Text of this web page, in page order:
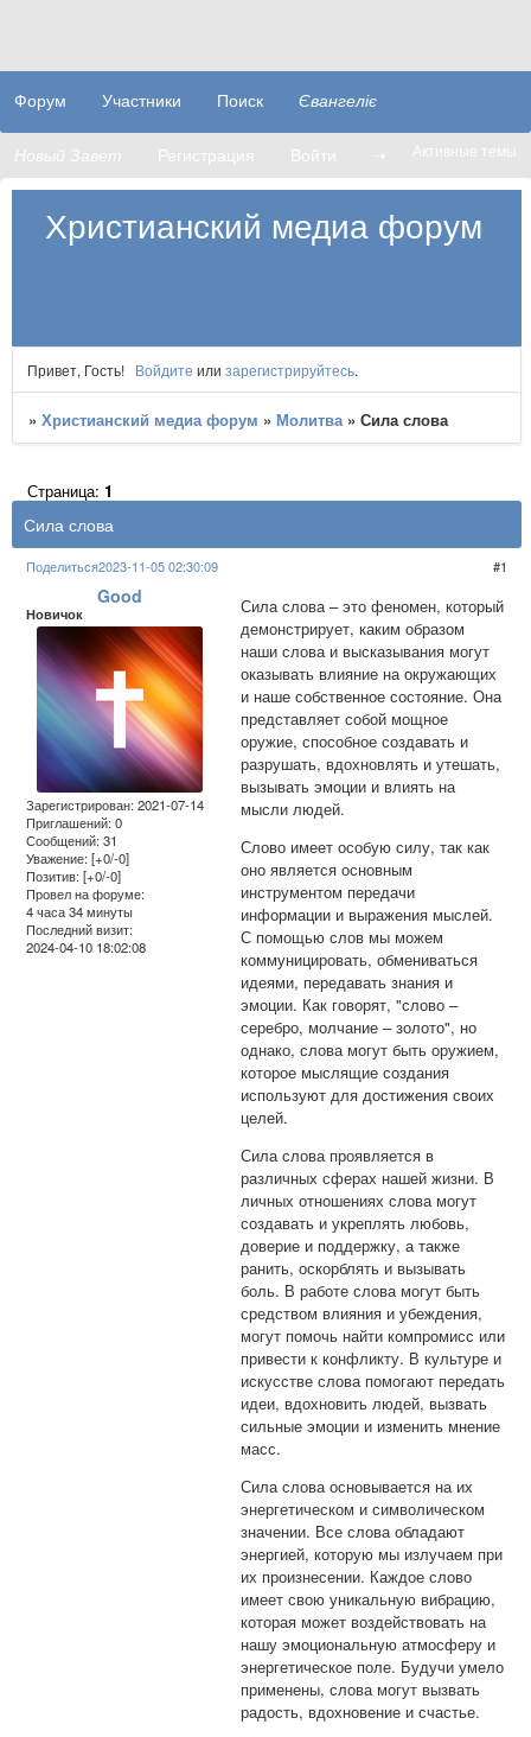
Христианский медиа форум
Форум Участники Поиск Євангеліє
Новый Завет Регистрация Войти ➝ Активные темы
Привет, Гость! Войдите или зарегистрируйтесь.
»Христианский медиа форум » Молитва »Сила слова
Сила слова
Страница:1
Поделиться 1
2023-11-05 02:30:09
Good
Новичок
Зарегистрирован: 2021-07-14
Приглашений:0
Сообщений:31
Уважение: [+0/-0]
Позитив: [+0/-0]
Провел на форуме:
4 часа 34 минуты
Последний визит:
2024-04-10 18:02:08
Сила слова – это феномен, который
демонстрирует, каким образом
наши слова и высказывания могут
оказывать влияние на окружающих
и наше собственное состояние. Она
представляет собой мощное
оружие, способное создавать и
разрушать, вдохновлять и утешать,
вызывать эмоции и влиять на
мысли людей.
Слово имеет особую силу, так как
оно является основным
инструментом передачи
информации и выражения мыслей.
С помощью слов мы можем
коммуницировать, обмениваться
идеями, передавать знания и
эмоции. Как говорят, "слово –
серебро, молчание – золото", но
однако, слова могут быть оружием,
которое мыслящие создания
используют для достижения своих
целей.
Сила слова проявляется в
различных сферах нашей жизни. В
личных отношениях слова могут
создавать и укреплять любовь,
доверие и поддержку, а также
ранить, оскорблять и вызывать
боль. В работе слова могут быть
средством влияния и убеждения,
могут помочь найти компромисс или
привести к конфликту. В культуре и
искусстве слова помогают передать
идеи, вдохновить людей, вызвать
сильные эмоции и изменить мнение
масс.
Сила слова основывается на их
энергетическом и символическом
значении. Все слова обладают
энергией, которую мы излучаем при
их произнесении. Каждое слово
имеет свою уникальную вибрацию,
которая может воздействовать на
нашу эмоциональную атмосферу и
энергетическое поле. Будучи умело
применены, слова могут вызвать
радость, вдохновение и счастье.